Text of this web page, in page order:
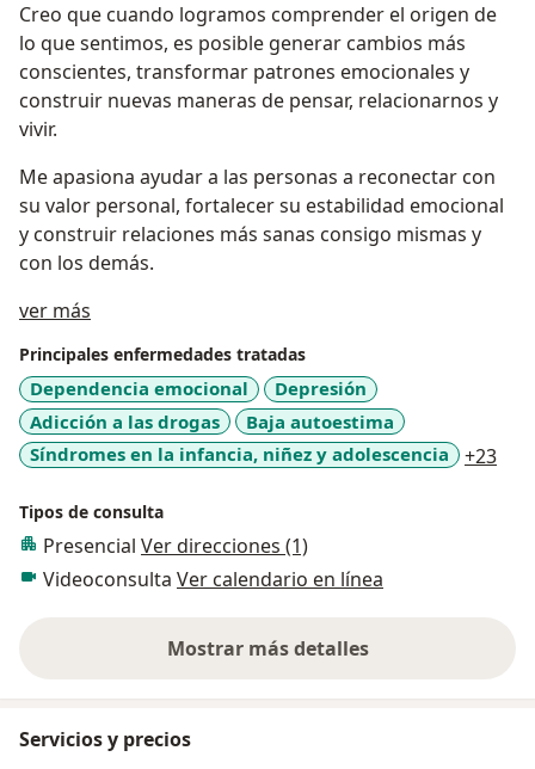
Creo que cuando logramos comprender el origen de
lo que sentimos, es posible generar cambios más
conscientes, transformar patrones emocionales y
construir nuevas maneras de pensar, relacionarnos y
vivir.
Me apasiona ayudar a las personas a reconectar con
su valor personal, fortalecer su estabilidad emocional
y construir relaciones más sanas consigo mismas y
con los demás.
ver más
Principales enfermedades tratadas
Dependencia emocional
Depresión
Adicción a las drogas
Baja autoestima
Síndromes en la infancia, niñez y adolescencia
+23
Tipos de consulta
Presencial Ver direcciones (1)
Videoconsulta Ver calendario en línea
Mostrar más detalles
sobre la experiencia
Servicios y precios